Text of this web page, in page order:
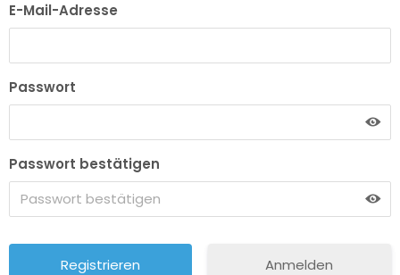
E-Mail-Adresse
Passwort
Passwort bestätigen
Anmelden